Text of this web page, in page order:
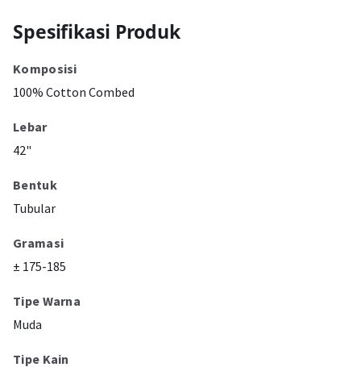
Spesifikasi Produk
Komposisi
100% Cotton Combed
Lebar
42"
Bentuk
Tubular
Gramasi
± 175-185
Tipe Warna
Muda
Tipe Kain